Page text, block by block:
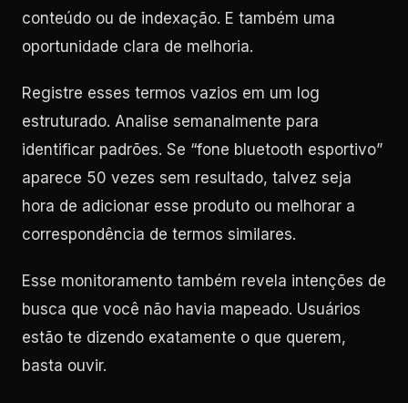
conteúdo ou de indexação. E também uma
oportunidade clara de melhoria.
Registre esses termos vazios em um log
estruturado. Analise semanalmente para
identificar padrões. Se “fone bluetooth esportivo”
aparece 50 vezes sem resultado, talvez seja
hora de adicionar esse produto ou melhorar a
correspondência de termos similares.
Esse monitoramento também revela intenções de
busca que você não havia mapeado. Usuários
estão te dizendo exatamente o que querem,
basta ouvir.